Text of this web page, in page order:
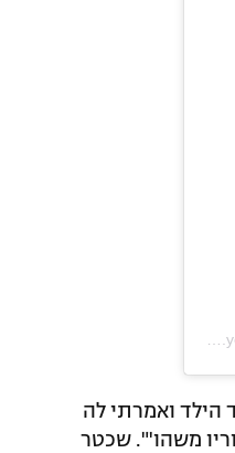
הילד ואמרתי לה
משהו'". שכטר